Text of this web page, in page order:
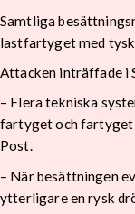
Samtliga
lastfartyget med
Attacken inträffade i
– Flera tekniska
fartyget och fartyget
Post.
– När besättningen
ytterligare en rysk